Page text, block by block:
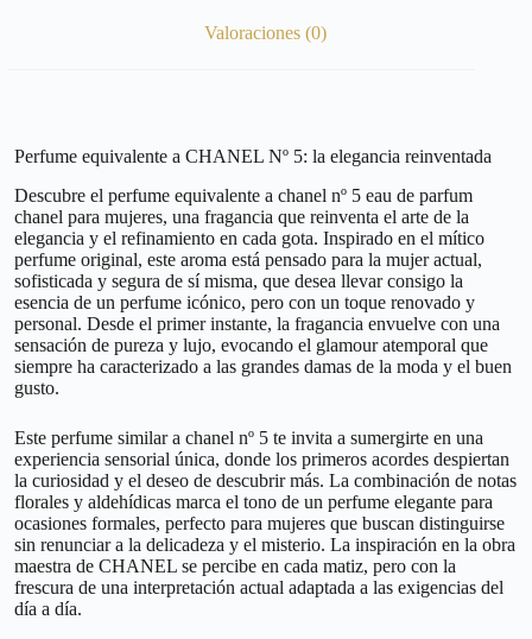
Valoraciones (0)
Perfume equivalente a CHANEL Nº 5: la elegancia reinventada
Descubre el perfume equivalente a chanel nº 5 eau de parfum
chanel para mujeres, una fragancia que reinventa el arte de la
elegancia y el refinamiento en cada gota. Inspirado en el mítico
perfume original, este aroma está pensado para la mujer actual,
sofisticada y segura de sí misma, que desea llevar consigo la
esencia de un perfume icónico, pero con un toque renovado y
personal. Desde el primer instante, la fragancia envuelve con una
sensación de pureza y lujo, evocando el glamour atemporal que
siempre ha caracterizado a las grandes damas de la moda y el buen
gusto.
Este perfume similar a chanel nº 5 te invita a sumergirte en una
experiencia sensorial única, donde los primeros acordes despiertan
la curiosidad y el deseo de descubrir más. La combinación de notas
florales y aldehídicas marca el tono de un perfume elegante para
ocasiones formales, perfecto para mujeres que buscan distinguirse
sin renunciar a la delicadeza y el misterio. La inspiración en la obra
maestra de CHANEL se percibe en cada matiz, pero con la
frescura de una interpretación actual adaptada a las exigencias del
día a día.